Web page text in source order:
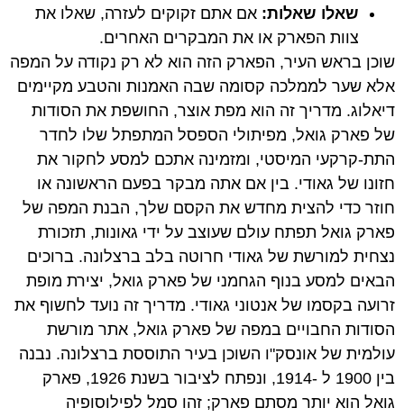
שאלו שאלות: אם אתם זקוקים לעזרה, שאלו את
צוות הפארק או את המבקרים האחרים.
שוכן בראש העיר, הפארק הזה הוא לא רק נקודה על המפה
אלא שער לממלכה קסומה שבה האמנות והטבע מקיימים
דיאלוג. מדריך זה הוא מפת אוצר, החושפת את הסודות
של פארק גואל, מפיתולי הספסל המתפתל שלו לחדר
התת-קרקעי המיסטי, ומזמינה אתכם למסע לחקור את
חזונו של גאודי. בין אם אתה מבקר בפעם הראשונה או
חוזר כדי להצית מחדש את הקסם שלך, הבנת המפה של
פארק גואל תפתח עולם שעוצב על ידי גאונות, תזכורת
נצחית למורשת של גאודי חרוטה בלב ברצלונה. ברוכים
הבאים למסע בנוף הגחמני של פארק גואל, יצירת מופת
זרועה בקסמו של אנטוני גאודי. מדריך זה נועד לחשוף את
הסודות החבויים במפה של פארק גואל, אתר מורשת
עולמית של אונסק"ו השוכן בעיר התוססת ברצלונה. נבנה
בין 1900 ל -1914, ונפתח לציבור בשנת 1926, פארק
גואל הוא יותר מסתם פארק; זהו סמל לפילוסופיה